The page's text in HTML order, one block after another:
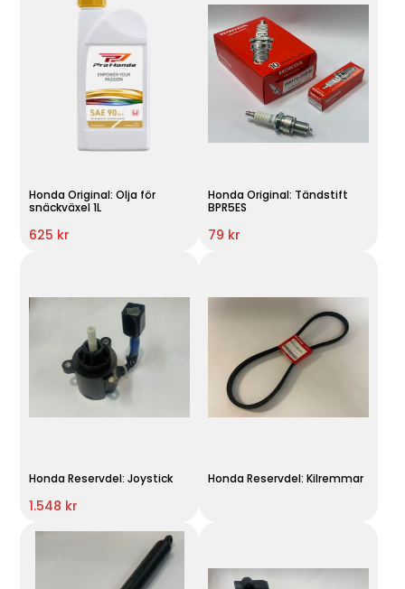
Honda Original: Olja för
snäckväxel 1L
625 kr
Honda Original: Tändstift
BPR5ES
79 kr
Honda Reservdel: Joystick
1.548 kr
Honda Reservdel: Kilremmar